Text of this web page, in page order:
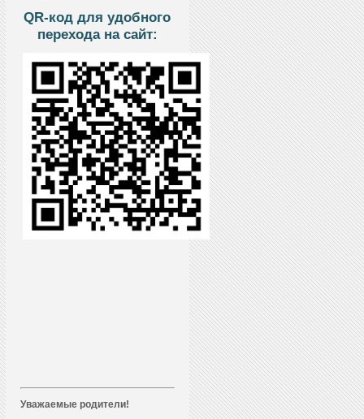
QR-код для удобного
перехода на сайт:
Уважаемые родители!